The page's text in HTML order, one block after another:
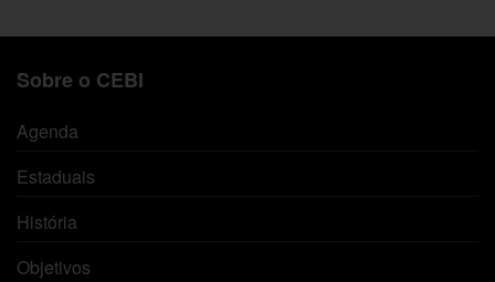
Sobre o CEBI
Agenda
Estaduais
História
Objetivos